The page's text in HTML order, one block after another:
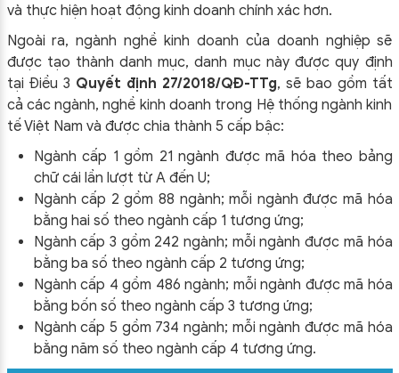
và thực hiện hoạt động kinh doanh chính xác hơn.
Ngoài ra, ngành nghề kinh doanh của doanh nghiệp sẽ
được tạo thành danh mục, danh mục này được quy định
tại Điều 3 Quyết định 27/2018/QĐ-TTg, sẽ bao gồm tất
cả các ngành, nghề kinh doanh trong Hệ thống ngành kinh
tế Việt Nam và được chia thành 5 cấp bậc:
Ngành cấp 1 gồm 21 ngành được mã hóa theo bảng
chữ cái lần lượt từ A đến U;
Ngành cấp 2 gồm 88 ngành; mỗi ngành được mã hóa
bằng hai số theo ngành cấp 1 tương ứng;
Ngành cấp 3 gồm 242 ngành; mỗi ngành được mã hóa
bằng ba số theo ngành cấp 2 tương ứng;
Ngành cấp 4 gồm 486 ngành; mỗi ngành được mã hóa
bằng bốn số theo ngành cấp 3 tương ứng;
Ngành cấp 5 gồm 734 ngành; mỗi ngành được mã hóa
bằng năm số theo ngành cấp 4 tương ứng.